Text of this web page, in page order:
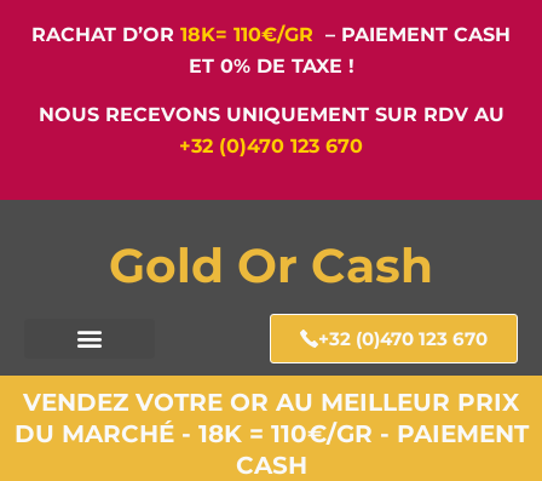
RACHAT D’OR 18K= 110€/GR – PAIEMENT CASH
ET 0% DE TAXE !
NOUS RECEVONS UNIQUEMENT SUR RDV AU
+32 (0)470 123 670
Gold Or Cash
+32 (0)470 123 670
VENDEZ VOTRE OR AU MEILLEUR PRIX
DU MARCHÉ - 18K = 110€/GR - PAIEMENT
CASH